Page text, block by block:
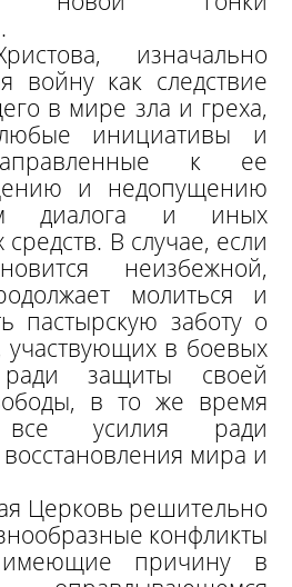
изначально
войну как следствие
в мире зла и греха,
инициативы и
к ее
и недопущению
диалога и иных
В случае, если
неизбежной,
молиться и
пастырскую заботу о
участвующих в боевых
ради защиты своей
в то же время
все усилия ради
мира и
Церковь решительно
конфликты
причину в